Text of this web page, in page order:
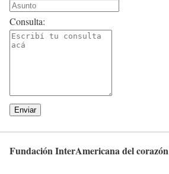
Consulta:
Enviar
Fundación InterAmericana del corazón